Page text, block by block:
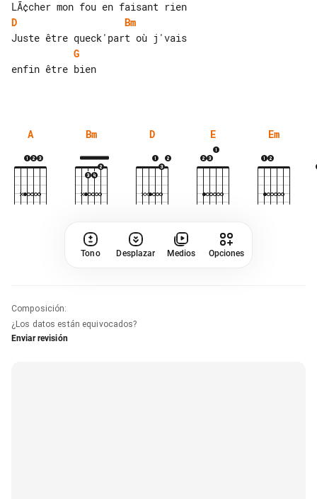
D
Bm
G
enfin être bien
A Bm D E Em
Tono Desplazar Medios Opciones
Composición:
¿Los datos están equivocados?
Enviar revisión